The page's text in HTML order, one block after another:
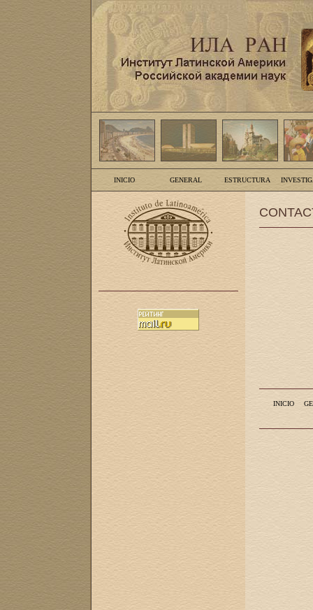
INICIO GENERAL ESTRUCTURA
INICIO